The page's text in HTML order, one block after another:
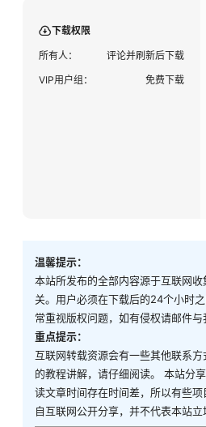
下载权限
所有人：
评论并刷新后下载
VIP用户组：
免费下载
温馨提示：
本站所发布的全部内容源于互联网
关。用户必须在下载后的24个小时
常重视版权问题，如有侵权请邮件与
重点提示：
互联网转载资源会有一些其他联系
的教程讲解，请仔细阅读。 本站分
读文章时间存在时间差，所以有些
自互联网公开分享，并不代表本站